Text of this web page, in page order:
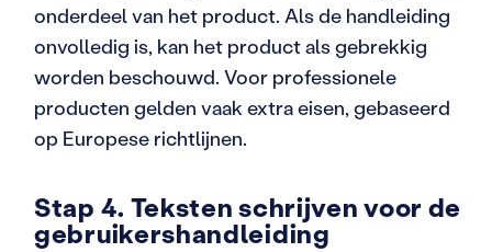
onderdeel van het product. Als de handleiding
onvolledig is, kan het product als gebrekkig
worden beschouwd. Voor professionele
producten gelden vaak extra eisen, gebaseerd
op Europese richtlijnen.
Stap 4. Teksten schrijven voor de
gebruikershandleiding